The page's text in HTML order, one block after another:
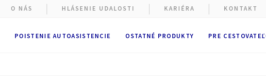
POISTENIE AUTOASISTENCIE OSTATNÉ PRODUKTY PRE
O NÁS HLÁSENIE UDALOSTI KARIÉRA KONTAKT